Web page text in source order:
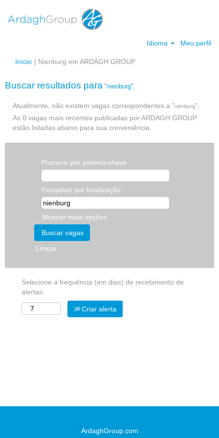
Idioma Meu perfil
Início | Nienburg em ARDAGH GROUP(página
Buscar resultados para "nienburg".
Atualmente, não existem vagas correspondentes a "nienburg".
As 0 vagas mais recentes publicadas por ARDAGH GROUP
estão listadas abaixo para sua conveniência.
Procurar por palavra-chave
Pesquisar por localização
Mostrar mais opções
Limpar
Selecione a frequência (em dias) de recebimento de
alertas:
Criar alerta
ArdaghGroup.com